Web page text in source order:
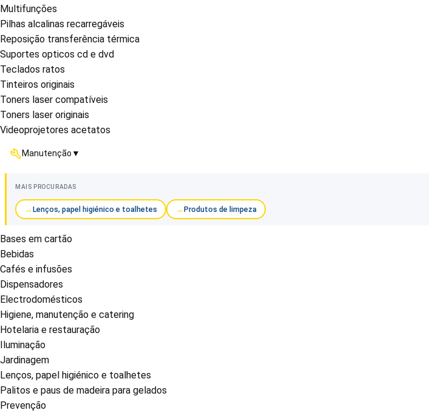
Multifunções
Pilhas alcalinas recarregáveis
Reposição transferência térmica
Suportes opticos cd e dvd
Teclados ratos
Tinteiros originais
Toners laser compatíveis
Toners laser originais
Videoprojetores acetatos
Manutenção ▼
MAIS PROCURADAS
Lenços, papel higiénico e toalhetes Produtos de limpeza
Bases em cartão
Bebidas
Cafés e infusões
Dispensadores
Electrodomésticos
Higiene, manutenção e catering
Hotelaria e restauração
Iluminação
Jardinagem
Lenços, papel higiénico e toalhetes
Palitos e paus de madeira para gelados
Prevenção